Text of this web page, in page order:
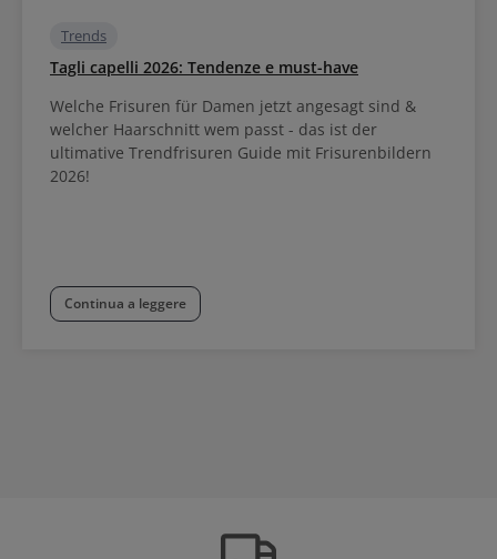
Trends
Tagli capelli 2026: Tendenze e must-have
Welche Frisuren für Damen jetzt angesagt sind &
welcher Haarschnitt wem passt - das ist der
ultimative Trendfrisuren Guide mit Frisurenbildern
2026!
Continua a leggere